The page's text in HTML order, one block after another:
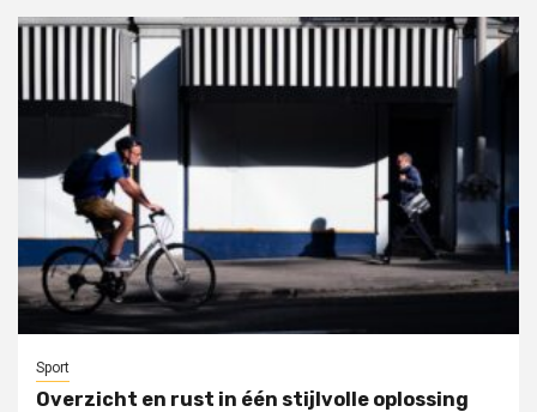
Sport
Overzicht en rust in één stijlvolle oplossing